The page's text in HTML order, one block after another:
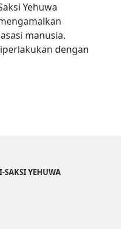
Yehuwa
manusia.
dengan
SAKSI YEHUWA